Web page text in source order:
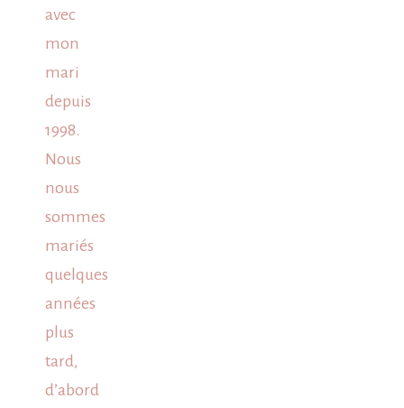
avec
mon
mari
depuis
1998.
Nous
nous
sommes
mariés
quelques
années
plus
tard,
d’abord